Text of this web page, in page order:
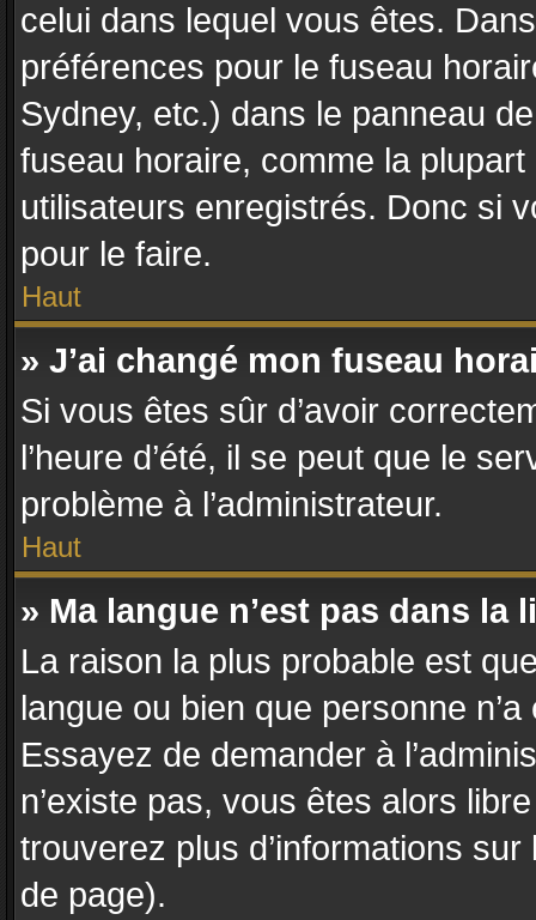
celui dans lequel vous êtes.
préférences pour le fuseau
Sydney, etc.) dans le panneau
fuseau horaire, comme la plupart
utilisateurs enregistrés. Donc si
pour le faire.
Haut
» J’ai changé mon fuseau
Si vous êtes sûr d’avoir
l’heure d’été, il se peut que le
problème à l’administrateur.
Haut
» Ma langue n’est pas dans la
La raison la plus probable est
langue ou bien que personne
Essayez de demander à
n’existe pas, vous êtes alors
trouverez plus d’informations
de page).